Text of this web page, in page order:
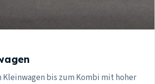
bis zum Kombi mit hoher